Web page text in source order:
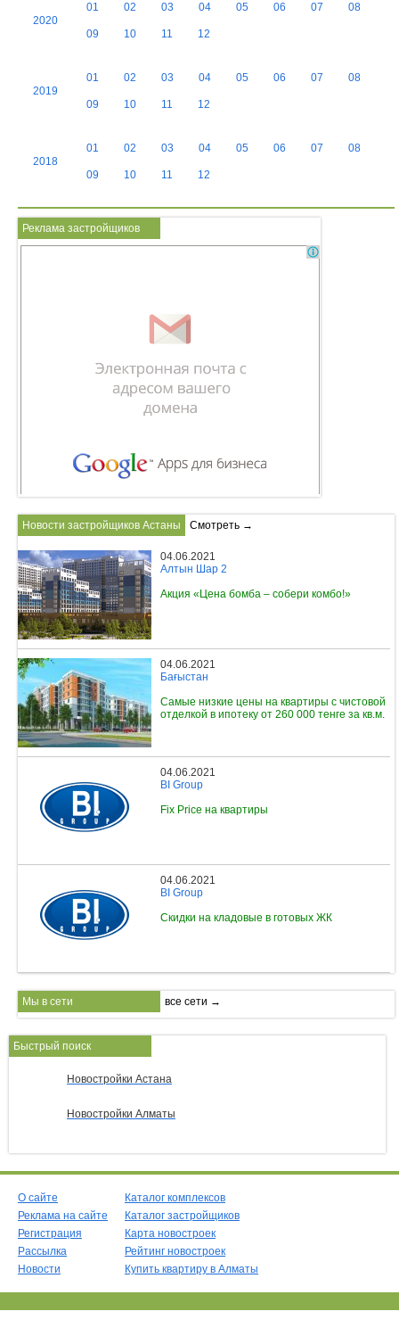
2020
01 02 03 04 05 06 07 08
09 10 11 12
2019
01 02 03 04 05 06 07 08
09 10 11 12
2018
01 02 03 04 05 06 07 08
09 10 11 12
Реклама застройщиков
Новости застройщиков Астаны Смотреть →
04.06.2021
Алтын Шар 2
Акция «Цена бомба – собери комбо!»
04.06.2021
Бағыстан
Самые низкие цены на квартиры с чистовой
отделкой в ипотеку от 260 000 тенге за кв.м.
04.06.2021
BI Group
Fix Price на квартиры
04.06.2021
BI Group
Скидки на кладовые в готовых ЖК
Мы в сети все сети →
Быстрый поиск
Новостройки Астана
Новостройки Алматы
О сайте
Реклама на сайте
Регистрация
Рассылка
Новости
Каталог комплексов
Каталог застройщиков
Карта новостроек
Рейтинг новостроек
Купить квартиру в Алматы